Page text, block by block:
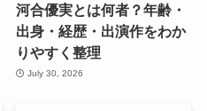
河合優実とは何者？年齢・
出身・経歴・出演作をわか
りやすく整理
July 30, 2026